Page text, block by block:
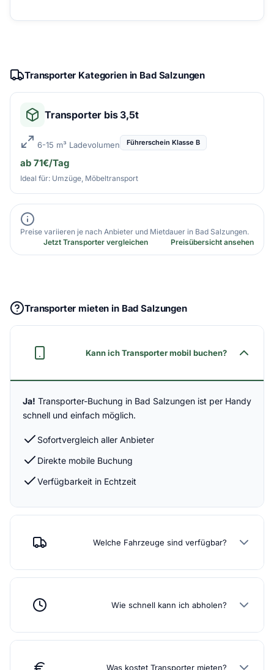
Transporter Kategorien in Bad Salzungen
Transporter bis 3,5t
6-15 m³ Ladevolumen Führerschein Klasse B
ab 71€/Tag
Ideal für: Umzüge, Möbeltransport
Preise variieren je nach Anbieter und Mietdauer in Bad Salzungen.
Jetzt Transporter vergleichen
Preisübersicht ansehen
Transporter mieten in Bad Salzungen
Kann ich Transporter mobil buchen?
Ja! Transporter-Buchung in Bad Salzungen ist per Handy
schnell und einfach möglich.
Sofortvergleich aller Anbieter
Direkte mobile Buchung
Verfügbarkeit in Echtzeit
Welche Fahrzeuge sind verfügbar?
Wie schnell kann ich abholen?
Was kostet Transporter mieten?